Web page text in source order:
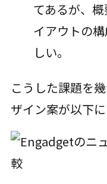
てあるが、
イアウトの
しい。
こうした課題を
ザイン案が以下に